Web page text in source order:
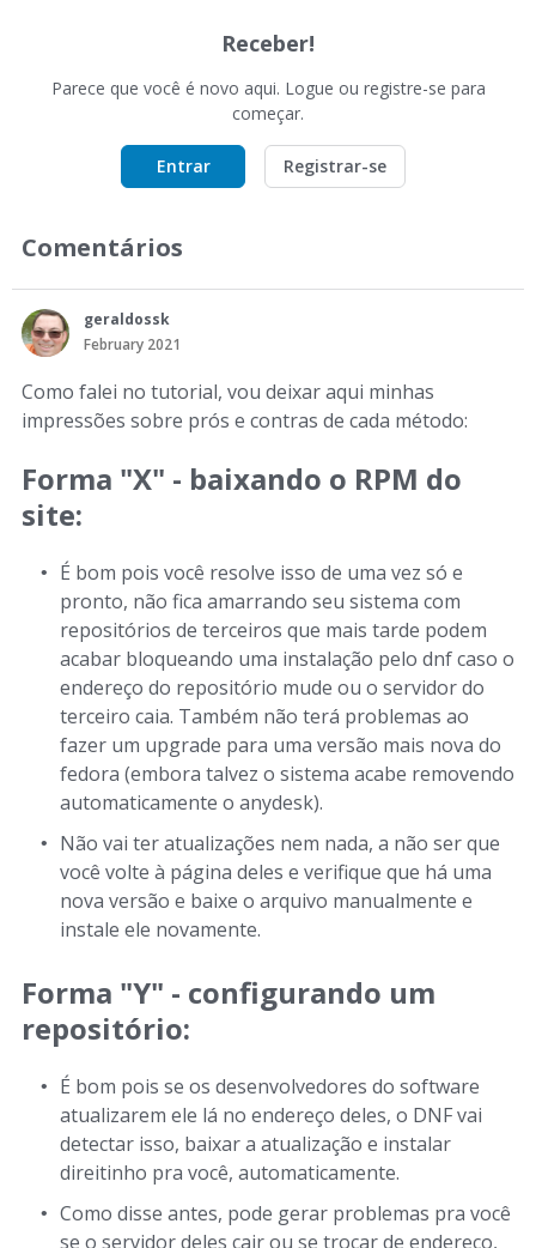
Receber!
Parece que você é novo aqui. Logue ou registre-se para
começar.
Entrar Registrar-se
Comentários
geraldossk
February 2021
Como falei no tutorial, vou deixar aqui minhas
impressões sobre prós e contras de cada método:
Forma "X" - baixando o RPM do
site:
É bom pois você resolve isso de uma vez só e
pronto, não fica amarrando seu sistema com
repositórios de terceiros que mais tarde podem
acabar bloqueando uma instalação pelo dnf caso o
endereço do repositório mude ou o servidor do
terceiro caia. Também não terá problemas ao
fazer um upgrade para uma versão mais nova do
fedora (embora talvez o sistema acabe removendo
automaticamente o anydesk).
Não vai ter atualizações nem nada, a não ser que
você volte à página deles e verifique que há uma
nova versão e baixe o arquivo manualmente e
instale ele novamente.
Forma "Y" - configurando um
repositório:
É bom pois se os desenvolvedores do software
atualizarem ele lá no endereço deles, o DNF vai
detectar isso, baixar a atualização e instalar
direitinho pra você, automaticamente.
Como disse antes, pode gerar problemas pra você
se o servidor deles cair ou se trocar de endereço,